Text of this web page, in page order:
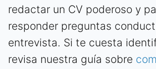
redactar un CV poderoso y
responder preguntas
entrevista. Si te cuesta
revisa nuestra guía sobre